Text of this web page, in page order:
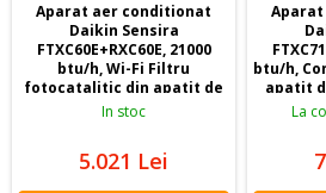
Aparat aer conditionat
Daikin Sensira
FTXC60E+RXC60E, 21000
btu/h, Wi-Fi Filtru
fotocatalitic din apatit de
titan, freon R32, 30 dB,
In stoc
5.021 Lei
btu/h,
apatit
La